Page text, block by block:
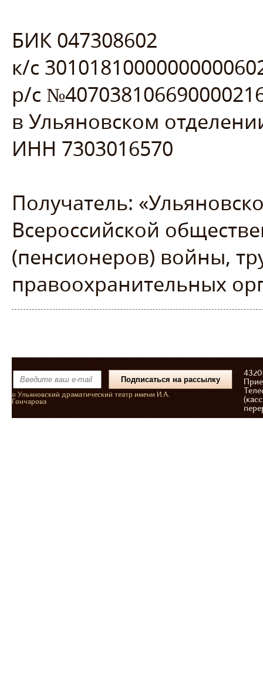
БИК 047308602
к/с
р/с
в Ульяновском
ИНН 7303016570
Получатель:
Всероссийской
(пенсионеров) войны,
правоохранительных
© Ульяновский драматический театр имени И.А.
Гончарова